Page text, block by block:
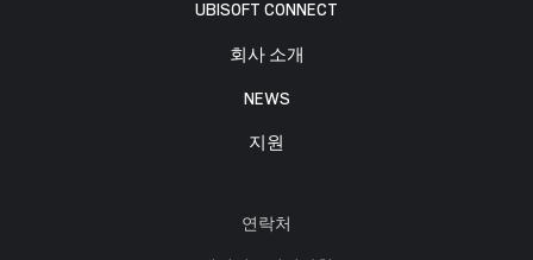
UBISOFT CONNECT
회사 소개
NEWS
지원
연락처